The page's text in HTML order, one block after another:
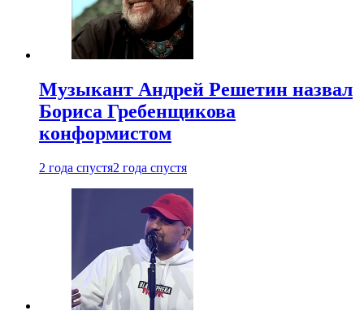
Музыкант Андрей Решетин назвал
Бориса Гребенщикова
конформистом
2 года спустя2 года спустя